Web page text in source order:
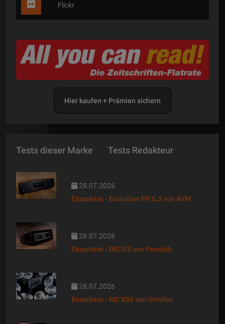
Flickr
Hier kaufen + Prämien sichern
Tests dieser Marke Tests Redakteur
28.07.2026
Einzeltest - Evolution PH 5.3 von AVM
28.07.2026
Einzeltest - DECVS von Fonolab
28.07.2026
Einzeltest - MC X50 von Ortofon